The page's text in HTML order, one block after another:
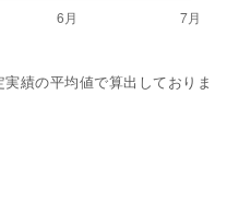
績の平均値で算出しておりま